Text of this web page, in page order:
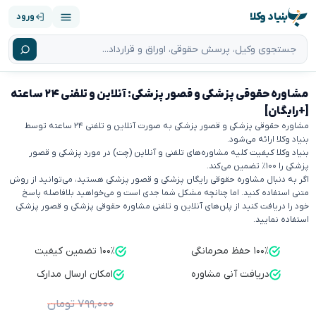
بنیاد وکلا ورود
مشاوره حقوقی پزشکی و قصور پزشکی: آنلاین و تلفنی ۲۴ ساعته
[+رایگان]
مشاوره حقوقی پزشکی و قصور پزشکی به صورت آنلاین و تلفنی ۲۴ ساعته توسط
بنیاد وکلا ارائه می‌شود.
بنیاد وکلا کیفیت کلیه مشاوره‌های تلفنی و آنلاین (چت) در مورد پزشکی و قصور
پزشکی را ۱۰۰٪ تضمین می‌کند.
اگر به دنبال مشاوره حقوقی رایگان پزشکی و قصور پزشکی هستید، می‌توانید از روش
متنی استفاده کنید. اما چنانچه مشکل شما جدی است و می‌خواهید بلافاصله پاسخ
خود را دریافت کنید از پلن‌های آنلاین و تلفنی مشاوره حقوقی پزشکی و قصور پزشکی
استفاده نمایید.
۱۰۰٪ حفظ محرمانگی
۱۰۰٪ تضمین کیفیت
دریافت آنی مشاوره
امکان ارسال مدارک
۷۹۹٬۰۰۰ تومان